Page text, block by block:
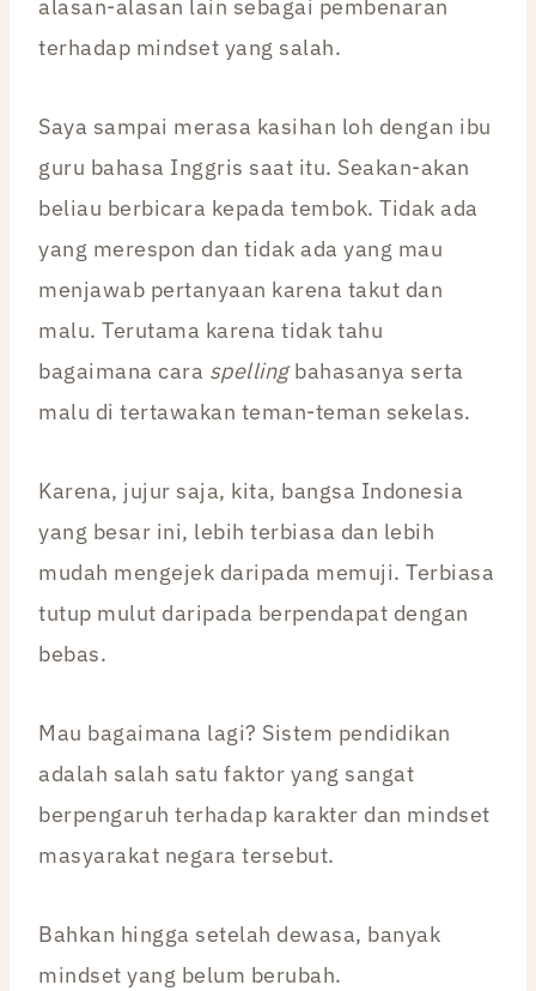
alasan-alasan lain sebagai pembenaran
terhadap mindset yang salah.
Saya sampai merasa kasihan loh dengan ibu
guru bahasa Inggris saat itu. Seakan-akan
beliau berbicara kepada tembok. Tidak ada
yang merespon dan tidak ada yang mau
menjawab pertanyaan karena takut dan
malu. Terutama karena tidak tahu
bagaimana cara spellingbahasanya serta
malu di tertawakan teman-teman sekelas.
Karena, jujur saja, kita, bangsa Indonesia
yang besar ini, lebih terbiasa dan lebih
mudah mengejek daripada memuji. Terbiasa
tutup mulut daripada berpendapat dengan
bebas.
Mau bagaimana lagi? Sistem pendidikan
adalah salah satu faktor yang sangat
berpengaruh terhadap karakter dan mindset
masyarakat negara tersebut.
Bahkan hingga setelah dewasa, banyak
mindset yang belum berubah.